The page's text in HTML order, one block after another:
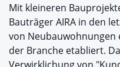
Mit kleineren
Bauträger AIRA in den
von
der Branche etabliert.